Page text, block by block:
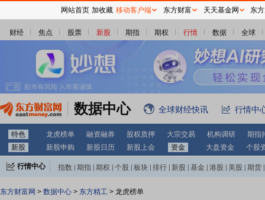
财经 焦点 股票 新股 期指 期权 行情 数据 全球
数据中心 全球财经快讯 行情中
特色 龙虎榜单 融资融券 股权质押 大宗交易 机构调研
期指
新股
新股申购 新股日历 新股上会 资金 大盘资金 个股
行情中心 指数 期指 期权 个股 板块 排行 新股 基金 港股 美股 期货
东方财富网 > 数据中心 > 东方精工 > 龙虎榜单
网站首页 加收藏 移动客户端 东方财富 天天基金网 东